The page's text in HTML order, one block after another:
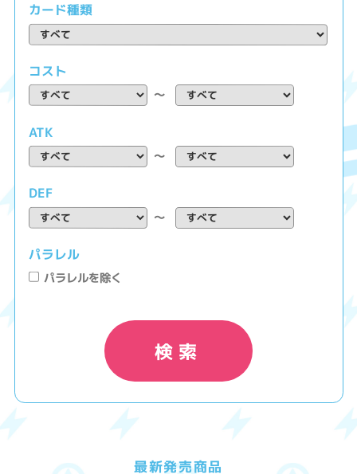
カード種類
コスト
～
ATK
～
DEF
～
パラレル
パラレルを除く
検索
最新発売商品